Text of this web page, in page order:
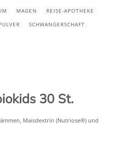
MAGEN
REISE-APOTHEKE
SCHWANGERSCHAFT
30 St.
Maisdextrin (Nutriose®) und